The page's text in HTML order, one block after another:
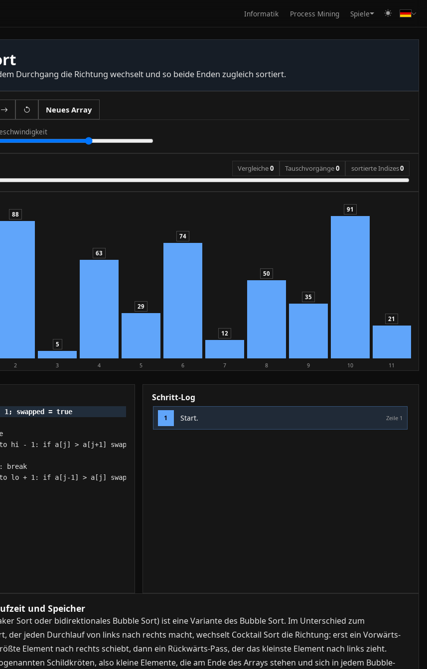
Informatik Process Mining Spiele
Durchgang die Richtung wechselt und so beide Enden zugleich sortiert.
Neues Array
Vergleiche0 Tauschvorgänge0 sortierte Indizes0
88
2
5
3
63
4
29
5
74
6
12
7
50
8
35
9
91
10
21
11
1  lo = 0; hi = n - 1; swapped = true
3    swapped = false
6    if not swapped: break
Schritt-Log
1 Start. Zeile 1
und Speicher
Sort oder bidirektionales Bubble Sort) ist eine Variante des Bubble Sort. Im Unterschied zum
der jeden Durchlauf von links nach rechts macht, wechselt Cocktail Sort die Richtung: erst ein Vorwärts-
Element nach rechts schiebt, dann ein Rückwärts-Pass, der das kleinste Element nach links zieht.
Schildkröten, also kleine Elemente, die am Ende des Arrays stehen und sich in jedem Bubble-